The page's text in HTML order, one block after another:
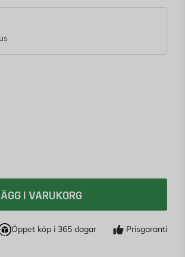
I VARUKORG
Öppet köp i 365 dagar Prisgaranti